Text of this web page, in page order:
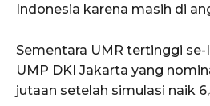
Indonesia karena masih di
Sementara UMR tertinggi
UMP DKI Jakarta yang
jutaan setelah simulasi naik